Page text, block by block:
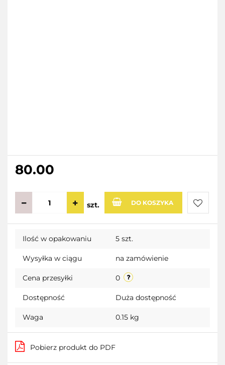
80.00
szt. DO KOSZYKA
Do
Ilość w opakowaniu 5 szt.
Wysyłka w ciągu na zamówienie
Cena przesyłki 0
Dostępność Duża dostępność
Waga 0.15 kg
Pobierz produkt do PDF